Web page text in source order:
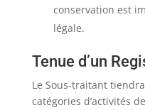
conservation est
légale.
Tenue d’un
Le Sous-traitant
catégories d’activités